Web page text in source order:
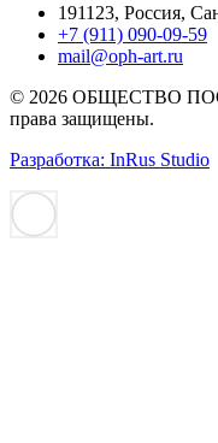
191123, Россия,
+7 (911) 090-09-59
mail@oph-art.ru
© 2026 ОБЩЕСТВО
права защищены.
Разработка: InRus Studio